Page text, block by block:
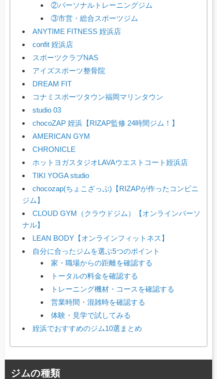
②パーソナルトレーニングジム
③市営・総合スポーツジム
ANYTIME FITNESS 姪浜店
confit 姪浜店
スポーツクラブNAS
アイズスポーツ整骨院
DREAM FIT
コナミスポーツタウン福岡マリンタウン
studio 03
chocoZAP 姪浜【RIZAP監修 24時間ジム！】
AMERICAN GYM
CHRONICLE
ホットヨガスタジオLAVAウエストコート姪浜店
TIKI YOGA studio
chocozap(ちょこざっぷ)【RIZAPが作ったコンビニ
ジム】
CLOUD GYM（クラウドジム）【オンラインパーソ
ナル】
LEAN BODY【オンラインフィットネス】
自分に合ったジムを選ぶ5つのポイント
家・職場からの距離を確認する
トータルの料金を確認する
トレーニング機材・コースを確認する
営業時間・混雑時を確認する
体験・見学で試してみる
姪浜でおすすめのジム10選まとめ
ジムの種類